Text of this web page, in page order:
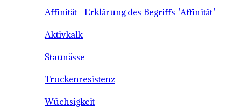
Affinität - Erklärung des Begriffs "Affinität"
Aktivkalk
Staunässe
Trockenresistenz
Wüchsigkeit